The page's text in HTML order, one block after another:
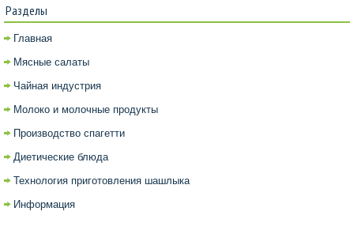
Разделы
Главная
Мясные салаты
Чайная индустрия
Молоко и молочные продукты
Производство спагетти
Диетические блюда
Технология приготовления шашлыка
Информация